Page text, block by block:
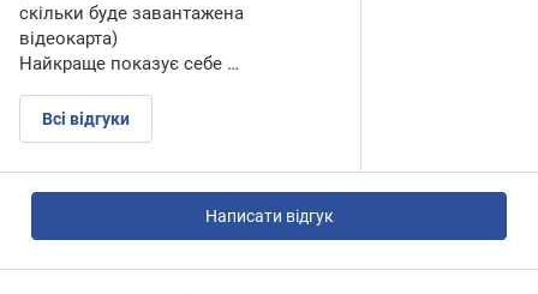
скільки буде завантажена
відеокарта)
Найкраще показує себе …
Всі відгуки
Написати відгук